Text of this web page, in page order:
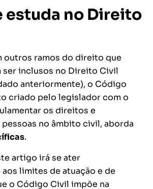
estuda no Direito
outros ramos do direito que
ser inclusos no Direito Civil
anteriormente), o Código
criado pelo legislador com o
os direitos e
no âmbito civil, aborda
.
artigo irá se ater
limites de atuação e de
o Código Civil impõe na